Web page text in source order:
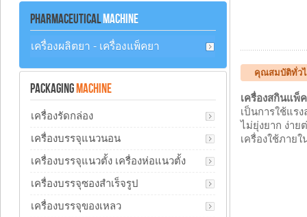
คุณสมบัติทั่วไ
เครื่องสกินแพ็
เป็นการใช้แร
ไม่ยุ่งยาก ง่า
เครื่องใช้ภาย
PHARMACEUTICALMACHINE
เครื่องผลิตยา - เครื่องแพ็คยา
PACKAGING MACHINE
เครื่องรัดกล่อง
เครื่องบรรจุแนวนอน
เครื่องบรรจุแนวตั้ง เครื่องห่อแนวตั้ง
เครื่องบรรจุซองสำเร็จรูป
เครื่องบรรจุของเหลว